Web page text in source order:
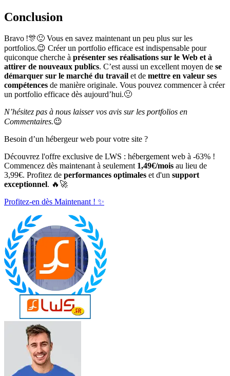
Conclusion
Bravo !🎊🙂 Vous en savez maintenant un peu plus sur les
portfolios.😉 Créer un portfolio efficace est indispensable pour
quiconque cherche à présenter ses réalisations sur le Web et à
attirer de nouveaux publics. C’est aussi un excellent moyen de se
démarquer sur le marché du travail et de mettre en valeur ses
compétences de manière originale. Vous pouvez commencer à créer
un portfolio efficace dès aujourd’hui.🙂
N’hésitez pas à nous laisser vos avis sur les portfolios en
Commentaires.😉
Besoin d’un hébergeur web pour votre site ?
Découvrez l'offre exclusive de LWS : hébergement web à -63% !
Commencez dès maintenant à seulement 1,49€/mois au lieu de
3,99€. Profitez de performances optimales et d'un support
exceptionnel. 🔥🚀
Profitez-en dès Maintenant ! ✨